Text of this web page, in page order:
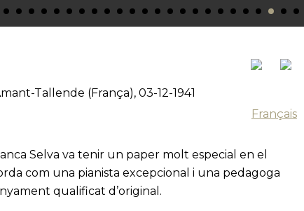
Tallende (França), 03-12-1941
Français
Selva va tenir un paper molt especial en el
com una pianista excepcional i una pedagoga
qualificat d’original.